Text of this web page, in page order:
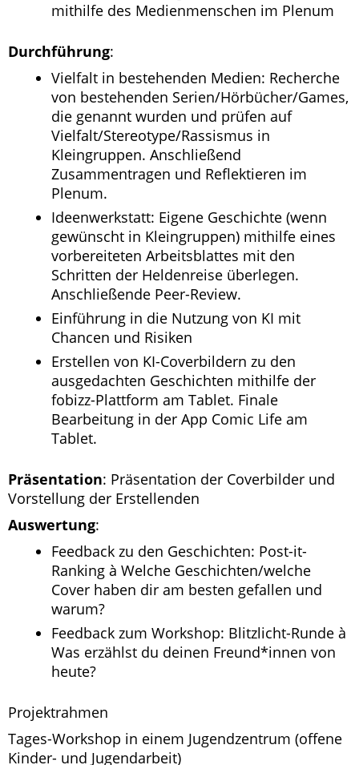
mithilfe des Medienmenschen im Plenum
Durchführung:
Vielfalt in bestehenden Medien: Recherche
von bestehenden Serien/Hörbücher/Games,
die genannt wurden und prüfen auf
Vielfalt/Stereotype/Rassismus in
Kleingruppen. Anschließend
Zusammentragen und Reflektieren im
Plenum.
Ideenwerkstatt: Eigene Geschichte (wenn
gewünscht in Kleingruppen) mithilfe eines
vorbereiteten Arbeitsblattes mit den
Schritten der Heldenreise überlegen.
Anschließende Peer-Review.
Einführung in die Nutzung von KI mit
Chancen und Risiken
Erstellen von KI-Coverbildern zu den
ausgedachten Geschichten mithilfe der
fobizz-Plattform am Tablet. Finale
Bearbeitung in der App Comic Life am
Tablet.
Präsentation: Präsentation der Coverbilder und
Vorstellung der Erstellenden
Auswertung:
Feedback zu den Geschichten: Post-it-
Ranking à Welche Geschichten/welche
Cover haben dir am besten gefallen und
warum?
Feedback zum Workshop: Blitzlicht-Runde à
Was erzählst du deinen Freund*innen von
heute?
Projektrahmen
Tages-Workshop in einem Jugendzentrum (offene
Kinder- und Jugendarbeit)